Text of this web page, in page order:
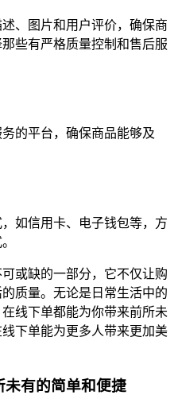
、图片和用户评价，确保商
些有严格质量控制和售后服
的平台，确保商品能够及
如信用卡、电子钱包等，方
或缺的一部分，它不仅让购
质量。无论是日常生活中的
线下单都能为你带来前所未
下单能为更多人带来更加美
未有的简单和便捷